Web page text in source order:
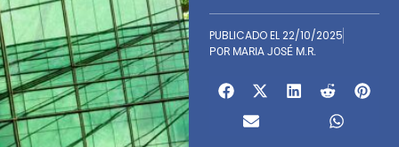
PUBLICADO EL22/10/2025
POR MARIA JOSÉ M.R.